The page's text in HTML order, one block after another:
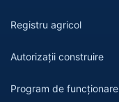
Registru agricol
Autorizații construire
Program de funcționare